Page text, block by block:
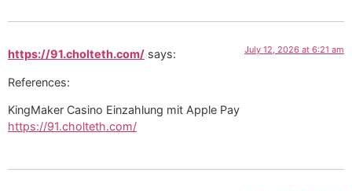
https://91.cholteth.com/ says: July 12, 2026 at 6:21 am
References:
KingMaker Casino Einzahlung mit Apple Pay
https://91.cholteth.com/